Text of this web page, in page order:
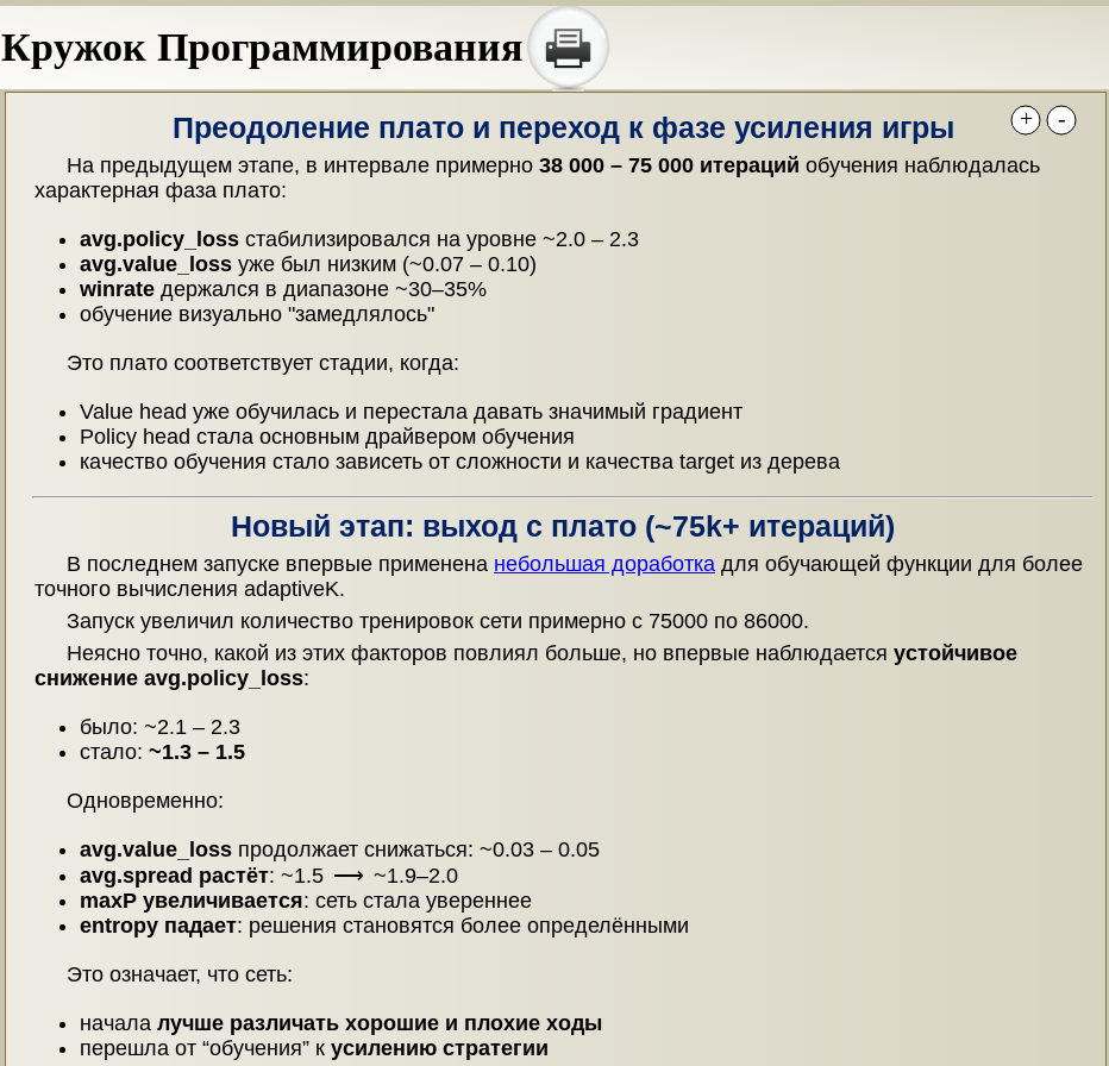
Кружок Программирования
Преодоление плато и переход к фазе усиления игры
На предыдущем этапе, в интервале примерно 38 000 – 75 000 итераций обучения наблюдалась
характерная фаза плато:
avg.policy_loss стабилизировался на уровне ~2.0 – 2.3
avg.value_loss уже был низким (~0.07 – 0.10)
winrate держался в диапазоне ~30–35%
обучение визуально "замедлялось"
Это плато соответствует стадии, когда:
Value head уже обучилась и перестала давать значимый градиент
Policy head стала основным драйвером обучения
качество обучения стало зависеть от сложности и качества target из дерева
Новый этап: выход с плато (~75k+ итераций)
В последнем запуске впервые применена небольшая доработка для обучающей функции для более
точного вычисления adaptiveK.
Запуск увеличил количество тренировок сети примерно с 75000 по 86000.
Неясно точно, какой из этих факторов повлиял больше, но впервые наблюдается устойчивое
снижение avg.policy_loss:
было: ~2.1 – 2.3
стало: ~1.3 – 1.5
Одновременно:
avg.value_loss продолжает снижаться: ~0.03 – 0.05
avg.spread растёт: ~1.5 ⟶ ~1.9–2.0
maxP увеличивается: сеть стала увереннее
entropy падает: решения становятся более определёнными
Это означает, что сеть:
начала лучше различать хорошие и плохие ходы
перешла от “обучения” к усилению стратегии
+ -